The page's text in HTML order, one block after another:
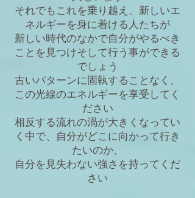
それでもこれを乗り越え、新しいエ
ネルギーを身に着ける人たちが
新しい時代のなかで自分がやるべき
ことを見つけそして行う事ができる
でしょう
古いパターンに固執することなく、
この光線のエネルギーを享受してく
ださい
相反する流れの渦が大きくなってい
く中で、自分がどこに向かって行き
たいのか、
自分を見失わない強さを持ってくだ
さい